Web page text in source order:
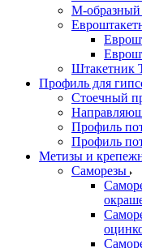
М-образный
Штакетник
Профиль для
Стоечный
Профиль
Профиль
Метизы и
Саморезы